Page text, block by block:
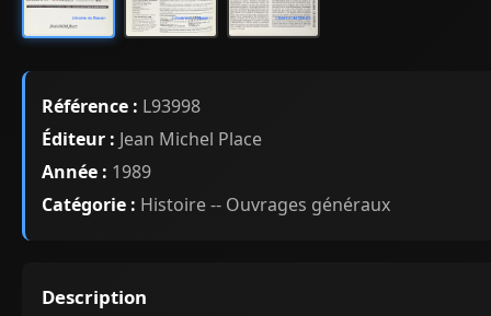
Référence : L93998
Éditeur : Jean Michel Place
Année : 1989
Catégorie : Histoire -- Ouvrages généraux
Description